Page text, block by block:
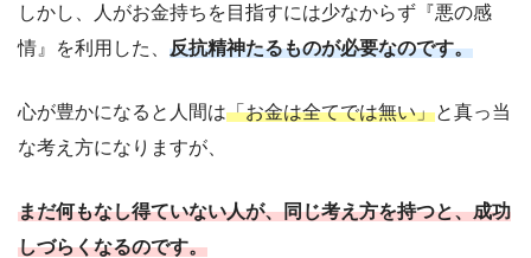
しかし、人がお金持ちを目指すには少なからず『悪の感
情』を利用した、 反抗精神たるものが必要なのです。
心が豊かになると人間は「お金は全てでは無い」と真っ当
な考え方になりますが、
まだ何もなし得ていない人が、同じ考え方を持つと、成功
しづらくなるのです。